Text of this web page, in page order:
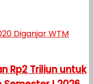
Rp2 Triliun untuk